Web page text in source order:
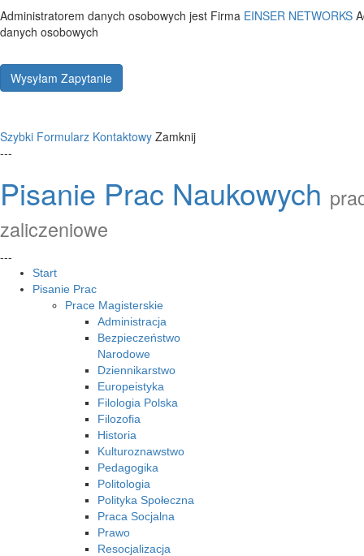
Administratorem danych osobowych jest Firma EINSER NETWORKS
danych osobowych
Wysyłam Zapytanie
Szybki Formularz Kontaktowy Zamknij
---
Pisanie Prac Naukowych
zaliczeniowe
---
Start
Pisanie Prac
Prace Magisterskie
Administracja
Bezpieczeństwo
Narodowe
Dziennikarstwo
Europeistyka
Filologia Polska
Filozofia
Historia
Kulturoznawstwo
Pedagogika
Politologia
Polityka Społeczna
Praca Socjalna
Prawo
Resocjalizacja